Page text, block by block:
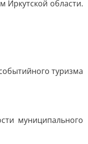
Иркутской области.
туризма
муниципального